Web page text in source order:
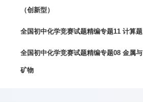
（创新型）
全国初中化学竞赛试题精编专题11 计算题
全国初中化学竞赛试题精编专题08 金属与
矿物